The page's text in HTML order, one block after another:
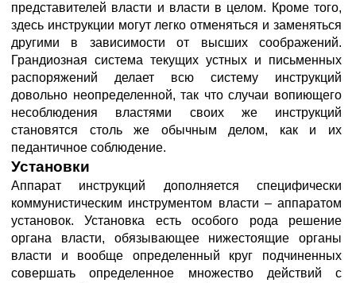
представителей власти и власти в целом. Кроме того,
здесь инструкции могут легко отменяться и заменяться
другими в зависимости от высших соображений.
Грандиозная система текущих устных и письменных
распоряжений делает всю систему инструкций
довольно неопределенной, так что случаи вопиющего
несоблюдения властями своих же инструкций
становятся столь же обычным делом, как и их
педантичное соблюдение.
Установки
Аппарат инструкций дополняется специфически
коммунистическим инструментом власти – аппаратом
установок. Установка есть особого рода решение
органа власти, обязывающее нижестоящие органы
власти и вообще определенный круг подчиненных
совершать определенное множество действий с